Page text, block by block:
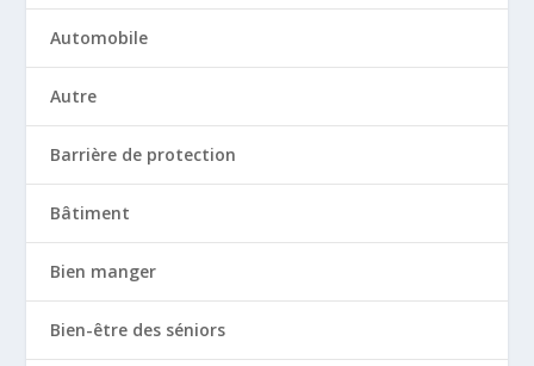
Automobile
Autre
Barrière de protection
Bâtiment
Bien manger
Bien-être des séniors